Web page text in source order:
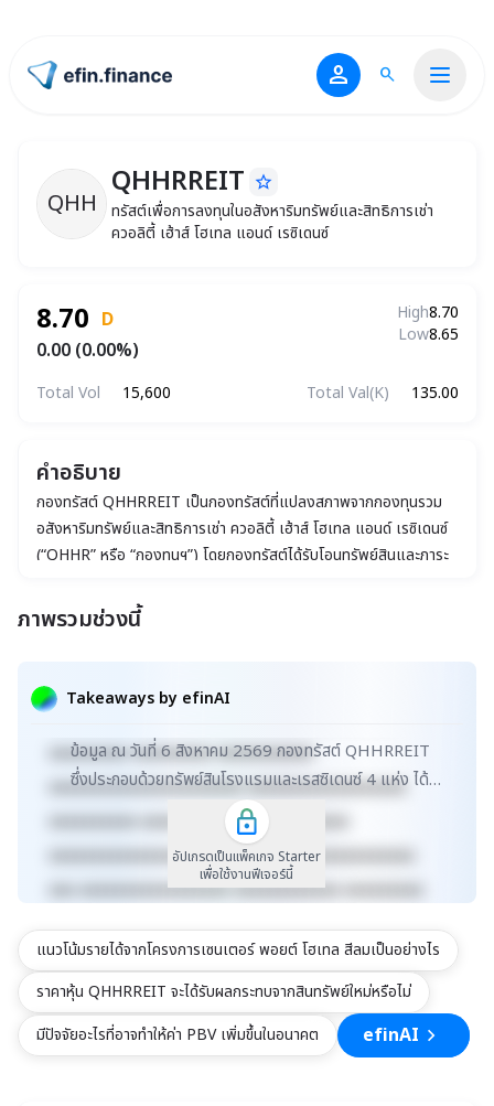
ไปหน้าแรก person search
QHH QHHRREIT ทรัสต์เพื่อการลงทุนในอสังหาริมทรัพย์และ
QHHRREIT star_border
ทรัสต์เพื่อการลงทุนในอสังหาริมทรัพย์และสิทธิการเช่า
ควอลิตี้ เฮ้าส์ โฮเทล แอนด์ เรซิเดนซ์
8.70 D
0.00 (0.00%)
High8.70
Low8.65
Total Vol 15,600 Total Val(K) 135.00
คำอธิบาย
กองทรัสต์ QHHRREIT เป็นกองทรัสต์ที่แปลงสภาพจากกองทุนรวม
อสังหาริมทรัพย์และสิทธิการเช่า ควอลิตี้ เฮ้าส์ โฮเทล แอนด์ เรซิเดนซ์
(“QHHR” หรือ “กองทุนฯ”) โดยกองทรัสต์ได้รับโอนทรัพย์สินและภาระ
ทรัพย์สินเพิ่มเติมประเภทโรงแรม คือ โครงการเซนเตอร์ พอยต์ โฮเทล
ทรัสต์จำนวน 4 โครงการ ได้แก่ (1) โครงการเซนเตอร์ พอยต์ พลัส
ประตูน้ำ, (2) โครงการเซนเตอร์ พอยต์ สุขุมวิท 10, (3) โครงการ
เซนเตอร์ พอยต์ ชิดลม และ (4) โครงการเซนเตอร์ พอยต์ พลัส สีลม
ภาพรวมช่วงนี้
Takeaways by efinAI
xxxxx xxxxxxxxxxxxxxxxxxxxxxxxxxxxxx
xxxxxxxxxxxxxxxxxx xxxxxxxxxxxxxxx xxxxx
xxxxxxxxx xxxxxxxxx xxxxxxxxxxx
xxxxxxxxxxxxxxxxxxxxxx xxxxxxxxxxxxxxxxxx
xxxxxxxxxx xxxxxxxxxxxxx xxxxxxxxxx
xxxxxxxxxxxxxxxxxxxxxxxxxx xxxxxxxxxxxxxxx
xxx xxxxxxxxxxxxxxxxx xxxxxxxxxxxx xxxxxxxxx
xxxxxxxxxxx xxxxxxxx xxxxxxxxxxxxxxxxxxxxxxx
xxxxxxxxxxxxxxxxxxx xxxxx
xxxxxxxxxxxxxxxxxxxxxxxxxxxxxx
ข้อมูล ณ วันที่ 6 สิงหาคม 2569 กองทรัสต์ QHHRREIT
ซึ่งประกอบด้วยทรัพย์สินโรงแรมและเรสซิเดนซ์ 4 แห่ง ได้
แสดงถึงความน่าสนใจในเชิงการลงทุนด้วยอัตราผลตอบแ...
อัปเกรดเป็นแพ็คเกจ Starter
เพื่อใช้งานฟีเจอร์นี้
แนวโน้มรายได้จากโครงการเซนเตอร์ พอยต์ โฮเทล สีลมเป็นอย่างไร
ราคาหุ้น QHHRREIT จะได้รับผลกระทบจากสินทรัพย์ใหม่หรือไม่
มีปัจจัยอะไรที่อาจทำให้ค่า PBV เพิ่มขึ้นในอนาคต
efinAI